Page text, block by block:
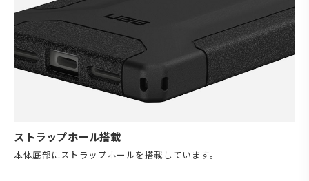
ストラップホール搭載
本体底部にストラップホールを搭載しています。